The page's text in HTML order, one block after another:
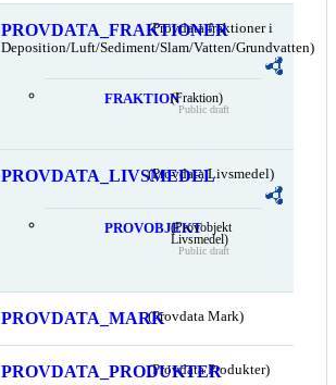
PROVDATA_FRAKTIONER
(Provdata fraktioner i
Deposition/Luft/Sediment/Slam/Vatten/Grundvatten)
FRAKTION(Fraktion)
Public draft
PROVDATA_LIVSMEDEL
(Provdata Livsmedel)
PROVOBJEKT(Provobjekt
Livsmedel)
Public draft
PROVDATA_MARK(Provdata Mark)
PROVDATA_PRODUKTER
(Provdata Produkter)